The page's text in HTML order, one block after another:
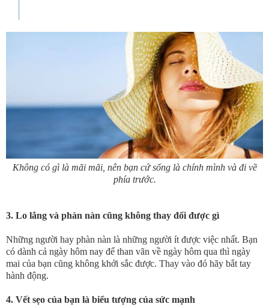
Không có gì là mãi mãi, nên bạn cứ sống là chính mình và đi về
phía trước.
3. Lo lắng và phàn nàn cũng không thay đổi được gì
Những người hay phàn nàn là những người ít được việc nhất. Bạn
có dành cả ngày hôm nay để than vãn về ngày hôm qua thì ngày
mai của bạn cũng không khởi sắc được. Thay vào đó hãy bắt tay
hành động.
4. Vết sẹo của bạn là biểu tượng của sức mạnh